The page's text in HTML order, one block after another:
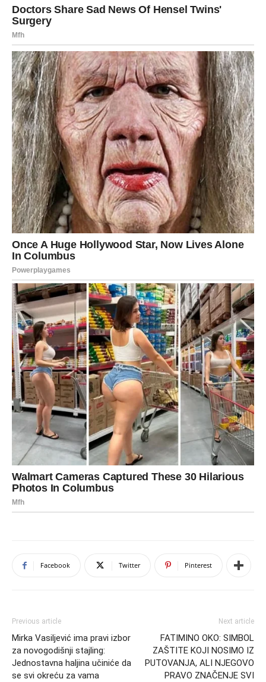
Facebook Twitter Pinterest
Previous article
Mirka Vasiljević ima pravi izbor
za novogodišnji stajling:
Jednostavna haljina učiniće da
se svi okreću za vama
Next article
FATIMINO OKO: SIMBOL
ZAŠTITE KOJI NOSIMO IZ
PUTOVANJA, ALI NJEGOVO
PRAVO ZNAČENJE SVI